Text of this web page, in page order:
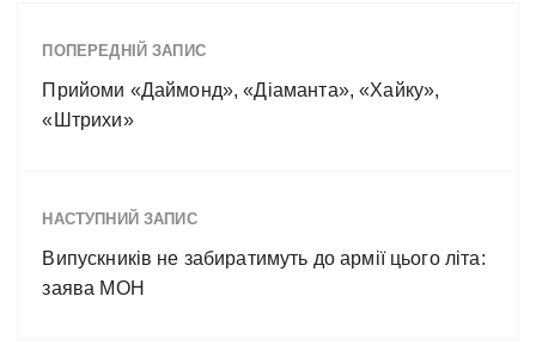
ПОПЕРЕДНІЙ ЗАПИС
Прийоми «Даймонд», «Діаманта», «Хайку»,
«Штрихи»
НАСТУПНИЙ ЗАПИС
Випускників не забиратимуть до армії цього літа:
заява МОН